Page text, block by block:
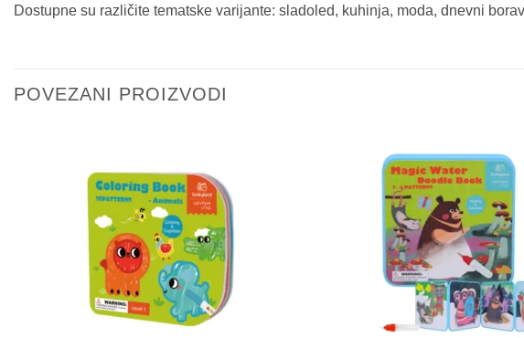
Dostupne su različite tematske varijante: sladoled, kuhinja, moda, dnevni
POVEZANI PROIZVODI